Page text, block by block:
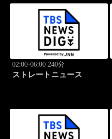
02:00-06:00 240分
ストレートニュース